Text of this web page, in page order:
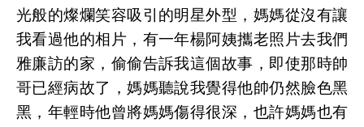
光般的燦爛笑容吸引的明星外型，媽媽從沒有讓
我看過他的相片，有一年楊阿姨攜老照片去我們
雅廉訪的家，偷偷告訴我這個故事，即使那時帥
哥已經病故了，媽媽聽說我覺得他帥仍然臉色黑
黑，年輕時他曾將媽媽傷得很深，也許媽媽也有